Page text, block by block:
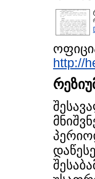
http://